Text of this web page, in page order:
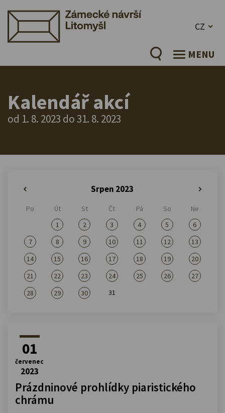
CZ
MENU
Kalendář akcí
od 1. 8. 2023 do 31. 8. 2023
Srpen 2023
Po Út St Čt Pá So
Ne
1
2 3 4 5
6
7
8 9 10 11 12
13
14
15 16 17 18 19
20
21
22 23 24 25 26
27
28
29 30 31
01
červenec
2023
Prázdninové prohlídky piaristického
chrámu